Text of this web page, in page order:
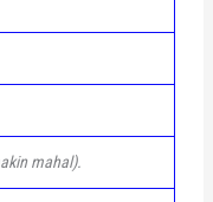
mahal).